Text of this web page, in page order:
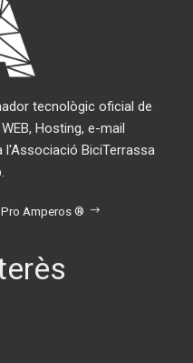
tecnològic oficial de
Hosting, e-mail
l'Associació BiciTerrassa
Amperos ®